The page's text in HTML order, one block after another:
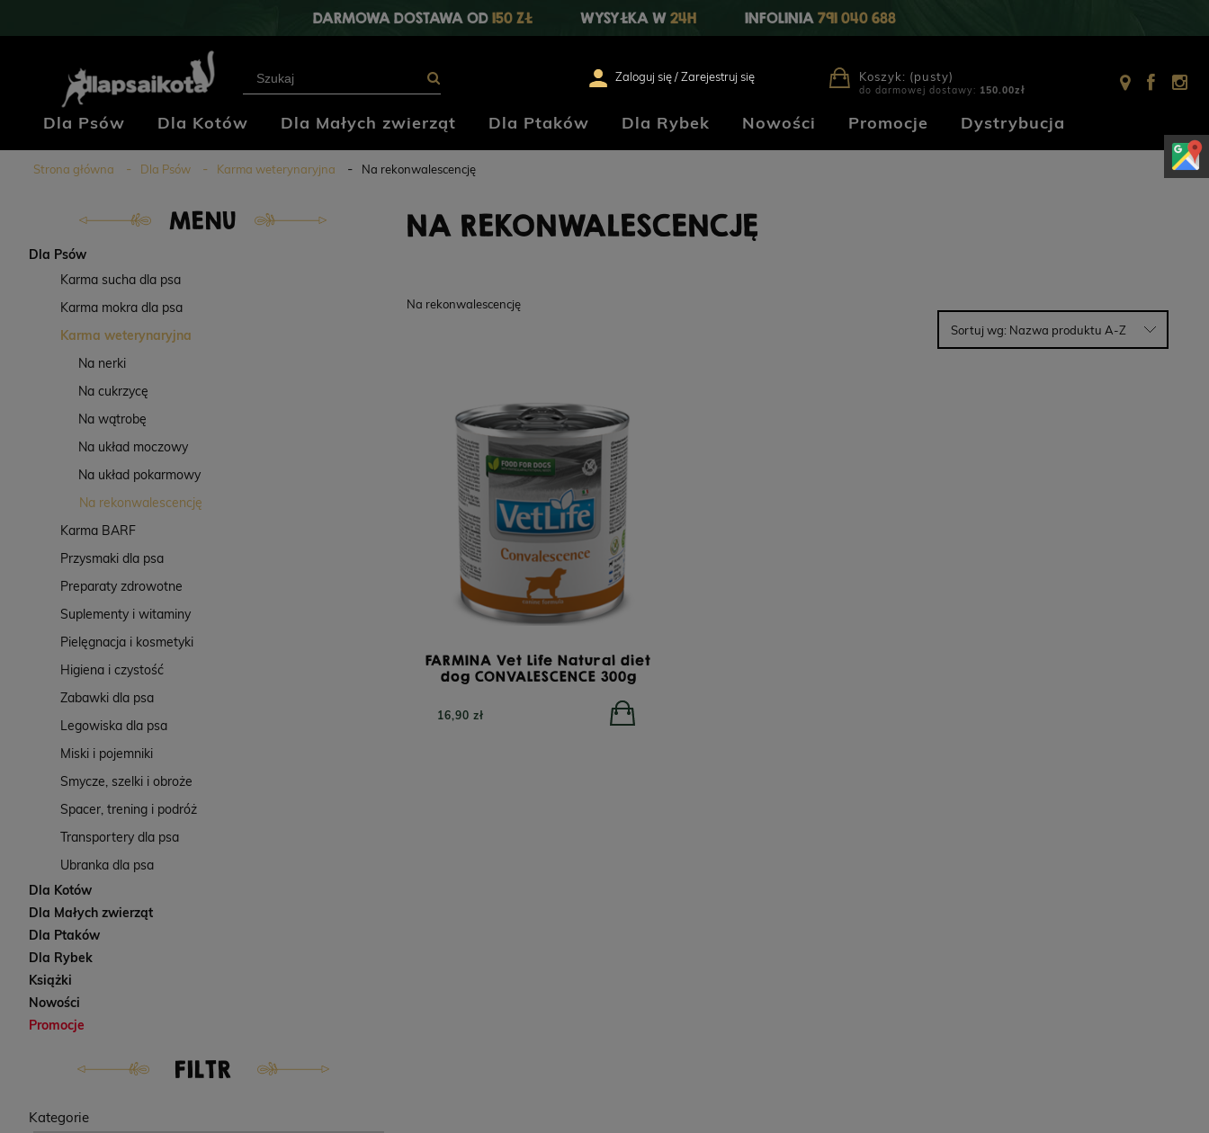
DARMOWA DOSTAWA OD 150 ZŁ WYSYŁKA W 24H INFOLINIA 791 040 688
Zaloguj się / Zarejestruj się Koszyk: (pusty)
do darmowej dostawy: 150.00zł
Dla Psów Dla Kotów Dla Małych zwierząt Dla Ptaków Dla Rybek Nowości Promocje
Dystrybucja
Klub Hodowców
Blog Kontakt
Strona główna Dla Psów Karma weterynaryjna Na rekonwalescencję
MENU
Dla Psów
Karma sucha dla psa
Karma mokra dla psa
Karma weterynaryjna
Na nerki
Na cukrzycę
Na wątrobę
Na układ moczowy
Na układ pokarmowy
Na rekonwalescencję
Karma BARF
Przysmaki dla psa
Preparaty zdrowotne
Suplementy i witaminy
Pielęgnacja i kosmetyki
Higiena i czystość
Zabawki dla psa
Legowiska dla psa
Miski i pojemniki
Smycze, szelki i obroże
Spacer, trening i podróż
Transportery dla psa
Ubranka dla psa
Dla Kotów
Dla Małych zwierząt
Dla Ptaków
Dla Rybek
Książki
Nowości
Promocje
FILTR
Kategorie
NA REKONWALESCENCJĘ
Na rekonwalescencję
Sortuj wg: Nazwa produktu A-Z
FARMINA Vet Life Natural diet
dog CONVALESCENCE 300g
16,90 zł